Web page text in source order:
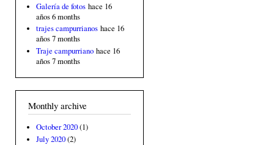
Galería de fotos hace 16
años 6 months
trajes campurrianos hace 16
años 7 months
Traje campurriano hace 16
años 7 months
Monthly archive
October 2020(1)
July 2020(2)